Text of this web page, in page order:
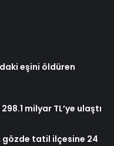
eşini öldüren
milyar TL’ye ulaştı
gözde tatil ilçesine 24